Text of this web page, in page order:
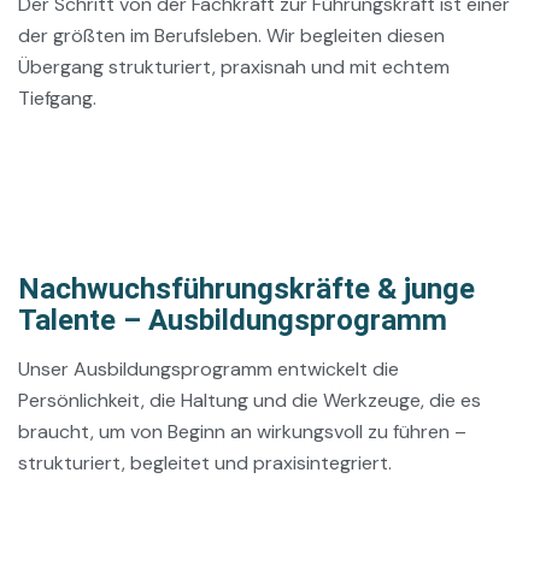
der größten im Berufsleben. Wir begleiten diesen
Übergang strukturiert, praxisnah und mit echtem
Tiefgang.
Nachwuchsführungskräfte & junge
Talente – Ausbildungsprogramm
Unser Ausbildungsprogramm entwickelt die
Persönlichkeit, die Haltung und die Werkzeuge, die es
braucht, um von Beginn an wirkungsvoll zu führen –
strukturiert, begleitet und praxisintegriert.